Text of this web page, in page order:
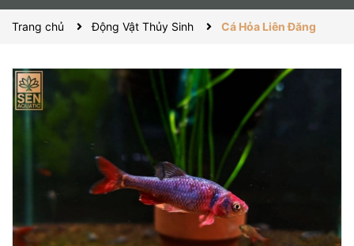
Trang chủ Động Vật Thủy Sinh Cá Hỏa Liên Đăng